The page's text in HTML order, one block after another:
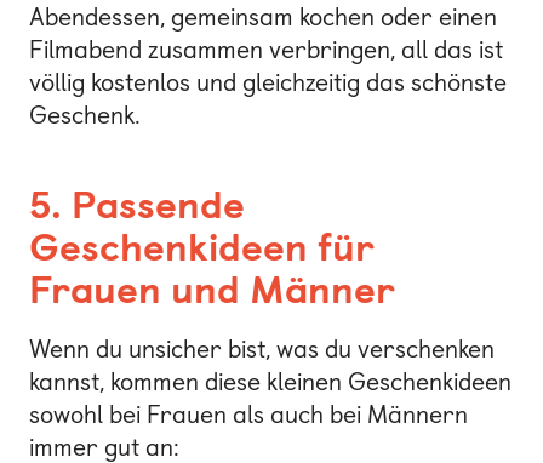
Abendessen, gemeinsam kochen oder einen
Filmabend zusammen verbringen, all das ist
völlig kostenlos und gleichzeitig das schönste
Geschenk.
5. Passende
Geschenkideen für
Frauen und Männer
Wenn du unsicher bist, was du verschenken
kannst, kommen diese kleinen Geschenkideen
sowohl bei Frauen als auch bei Männern
immer gut an: